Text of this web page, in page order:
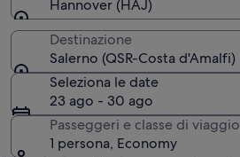
Hannover (HAJ)
Destinazione
Salerno (QSR-Costa d'Amalfi)
Seleziona le date
23 ago - 30 ago
Passeggeri e classe di viaggio
1 persona, Economy